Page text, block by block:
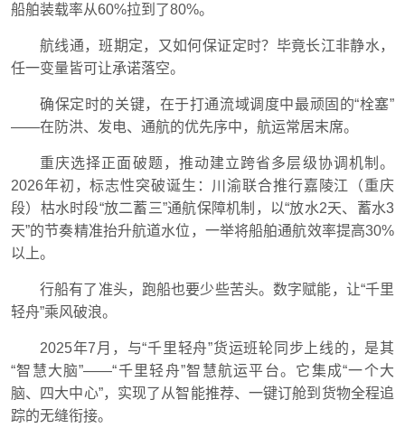
船舶装载率从60%拉到了80%。
航线通，班期定，又如何保证定时？毕竟长江非静水，
任一变量皆可让承诺落空。
确保定时的关键，在于打通流域调度中最顽固的“栓塞”
——在防洪、发电、通航的优先序中，航运常居末席。
重庆选择正面破题，推动建立跨省多层级协调机制。
2026年初，标志性突破诞生：川渝联合推行嘉陵江（重庆
段）枯水时段“放二蓄三”通航保障机制，以“放水2天、蓄水3
天”的节奏精准抬升航道水位，一举将船舶通航效率提高30%
以上。
行船有了准头，跑船也要少些苦头。数字赋能，让“千里
轻舟”乘风破浪。
2025年7月，与“千里轻舟”货运班轮同步上线的，是其
“智慧大脑”——“千里轻舟”智慧航运平台。它集成“一个大
脑、四大中心”，实现了从智能推荐、一键订舱到货物全程追
踪的无缝衔接。